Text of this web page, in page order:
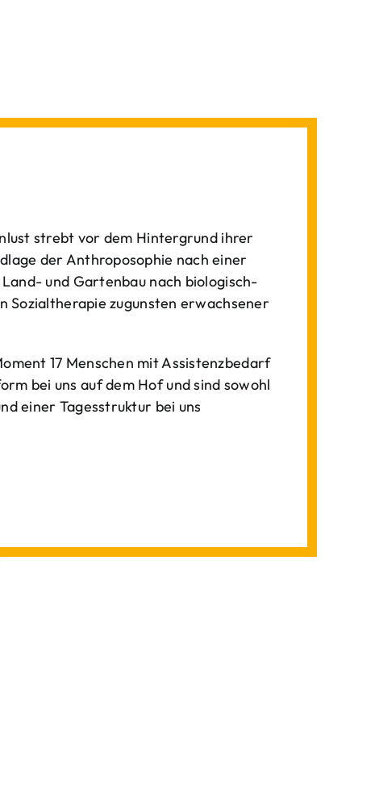
strebt vor dem Hintergrund ihrer
der Anthroposophie nach einer
und Gartenbau nach biologisch-
Sozialtherapie zugunsten erwachsener
17 Menschen mit Assistenzbedarf
bei uns auf dem Hof und sind sowohl
einer Tagesstruktur bei uns